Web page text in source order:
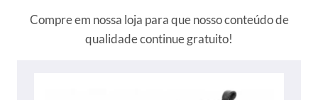
Compre em nossa loja para que nosso conteúdo de
qualidade continue gratuito!